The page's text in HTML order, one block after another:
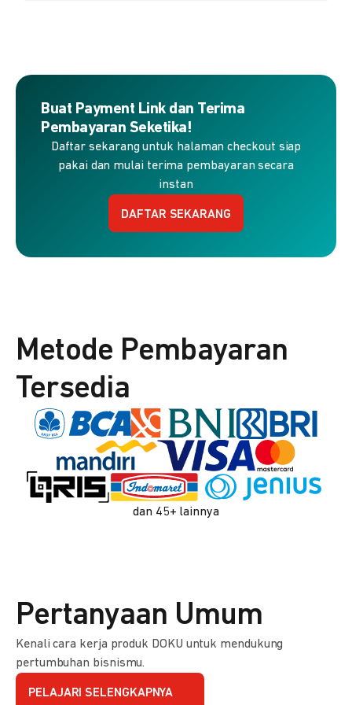
Buat Payment Link dan Terima
Pembayaran Seketika!
Daftar sekarang untuk halaman checkout siap
pakai dan mulai terima pembayaran secara
instan
DAFTAR SEKARANG
Metode Pembayaran
Tersedia
dan 45+ lainnya
Pertanyaan Umum
Kenali cara kerja produk DOKU untuk mendukung
pertumbuhan bisnismu.
PELAJARI SELENGKAPNYA